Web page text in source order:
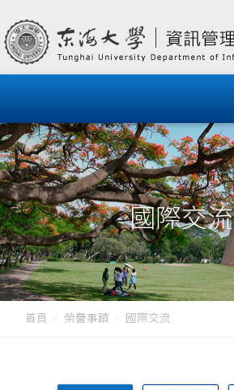
國際交流
首頁 榮譽事蹟 國際交流